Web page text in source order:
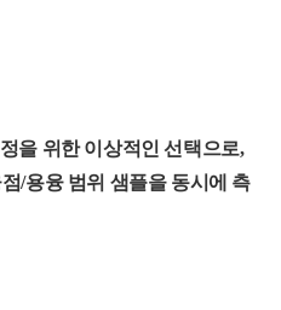
을 위한 이상적인 선택으로,
/용융 범위 샘플을 동시에 측